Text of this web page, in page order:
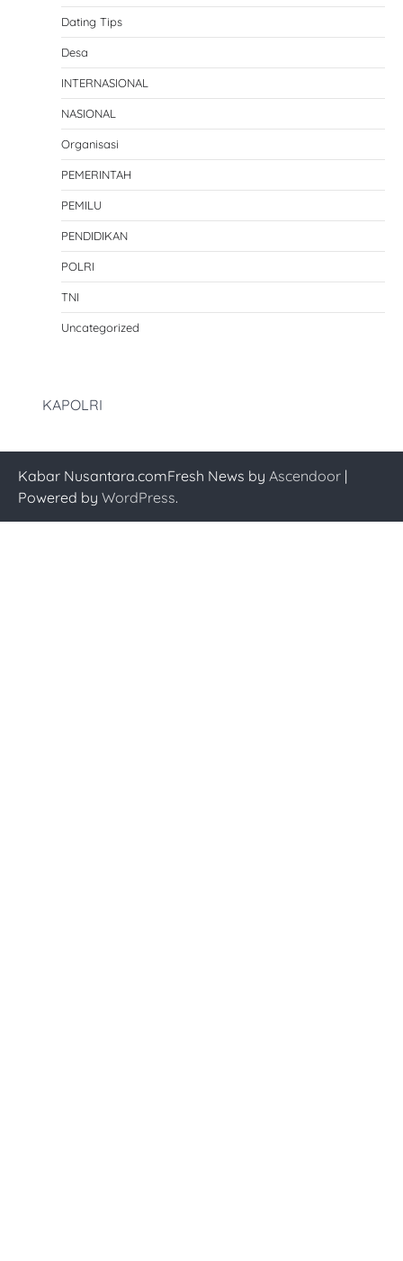
Dating Tips
Desa
INTERNASIONAL
NASIONAL
Organisasi
PEMERINTAH
PEMILU
PENDIDIKAN
POLRI
TNI
Uncategorized
KAPOLRI
Kabar Nusantara.comFresh News by Ascendoor |
Powered by WordPress.